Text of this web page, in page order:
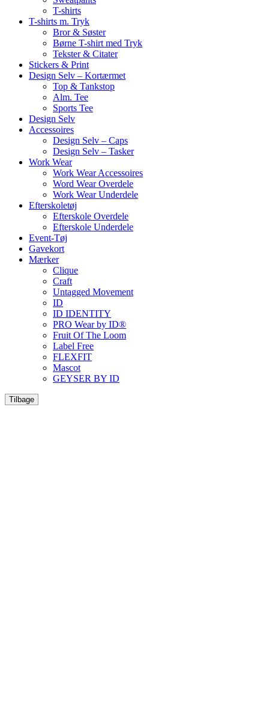
T-shirts
T-shirts m. Tryk
Bror & Søster
Børne T-shirt med Tryk
Tekster & Citater
Stickers & Print
Design Selv – Kortærmet
Top & Tankstop
Alm. Tee
Sports Tee
Design Selv
Accessoires
Design Selv – Caps
Design Selv – Tasker
Work Wear
Work Wear Accessoires
Word Wear Overdele
Work Wear Underdele
Efterskoletøj
Efterskole Overdele
Efterskole Underdele
Event-Tøj
Gavekort
Mærker
Clique
Craft
Untagged Movement
ID
ID IDENTITY
PRO Wear by ID®
Fruit Of The Loom
Label Free
FLEXFIT
Mascot
GEYSER BY ID
Tilbage